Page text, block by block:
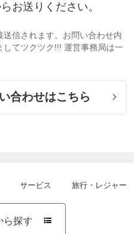
お送りください。
信されます。お問い合わせ内
てツクツク!!! 運営事務局は一
合わせはこちら
サービス 旅行・レジャー
ら探す 